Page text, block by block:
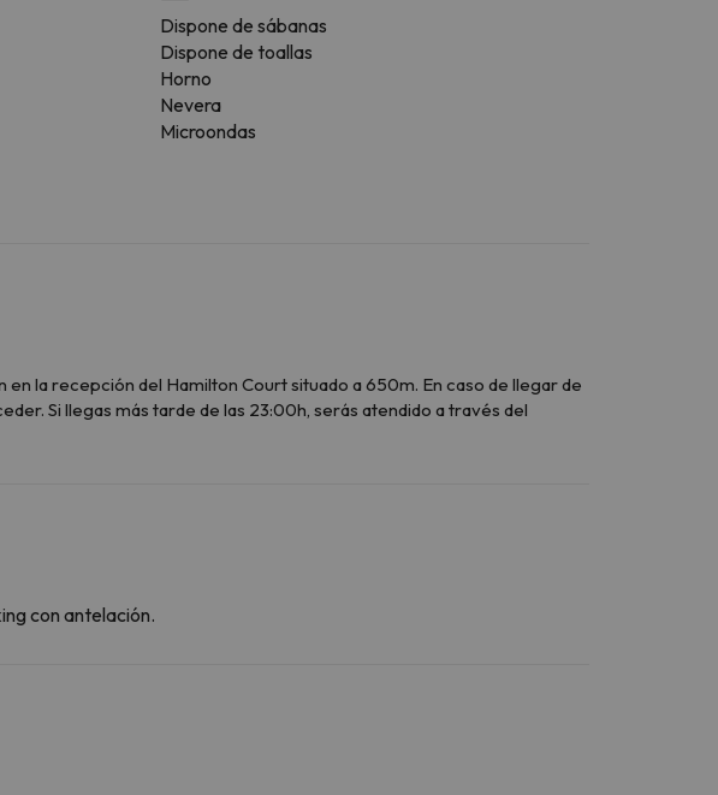
Dispone de sábanas
Dispone de toallas
Horno
Nevera
Microondas
la recepción del Hamilton Court situado a 650m. En caso de llegar de
Si llegas más tarde de las 23:00h, serás atendido a través del
con antelación.